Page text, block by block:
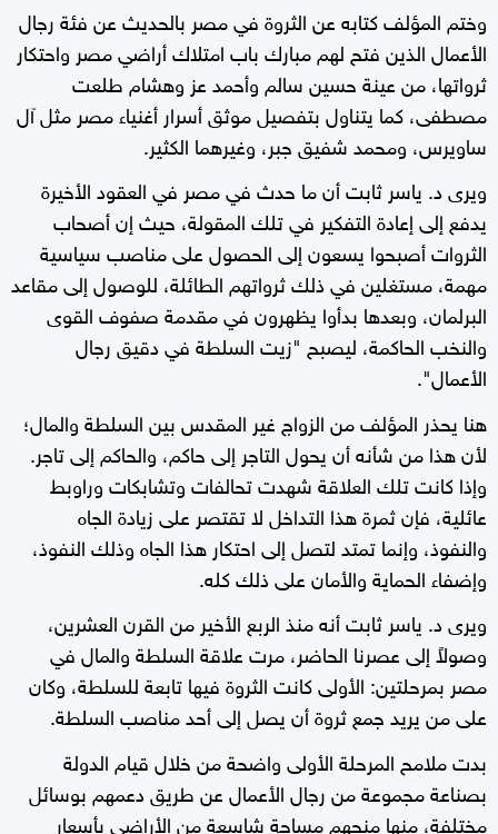
وختم المؤلف كتابه عن الثروة في مصر بالحديث عن فئة رجال
الأعمال الذين فتح لهم مبارك باب امتلاك أراضي مصر واحتكار
ثرواتها، من عينة حسين سالم وأحمد عز وهشام طلعت
مصطفى، كما يتناول بتفصيل موثق أسرار أغنياء مصر مثل آل
ساويرس، ومحمد شفيق جبر، وغيرهما الكثير.
ويرى د. ياسر ثابت أن ما حدث في مصر في العقود الأخيرة
يدفع إلى إعادة التفكير في تلك المقولة، حيث إن أصحاب
الثروات أصبحوا يسعون إلى الحصول على مناصب سياسية
مهمة، مستغلين في ذلك ثرواتهم الطائلة، للوصول إلى مقاعد
البرلمان، وبعدها بدأوا يظهرون في مقدمة صفوف القوى
والنخب الحاكمة، ليصبح "زيت السلطة في دقيق رجال
الأعمال".
هنا يحذر المؤلف من الزواج غير المقدس بين السلطة والمال؛
لأن هذا من شأنه أن يحول التاجر إلى حاكم، والحاكم إلى تاجر.
وإذا كانت تلك العلاقة شهدت تحالفات وتشابكات وراوبط
عائلية، فإن ثمرة هذا التداخل لا تقتصر على زيادة الجاه
والنفوذ، وإنما تمتد لتصل إلى احتكار هذا الجاه وذلك النفوذ،
وإضفاء الحماية والأمان على ذلك كله.
ويرى د. ياسر ثابت أنه منذ الربع الأخير من القرن العشرين،
وصولاً إلى عصرنا الحاضر، مرت علاقة السلطة والمال في
مصر بمرحلتين: الأولى كانت الثروة فيها تابعة للسلطة، وكان
على من يريد جمع ثروة أن يصل إلى أحد مناصب السلطة.
بدت ملامح المرحلة الأولى واضحة من خلال قيام الدولة
بصناعة مجموعة من رجال الأعمال عن طريق دعمهم بوسائل
مختلفة، منها منحهم مساحة شاسعة من الأراضي بأسعارٍ